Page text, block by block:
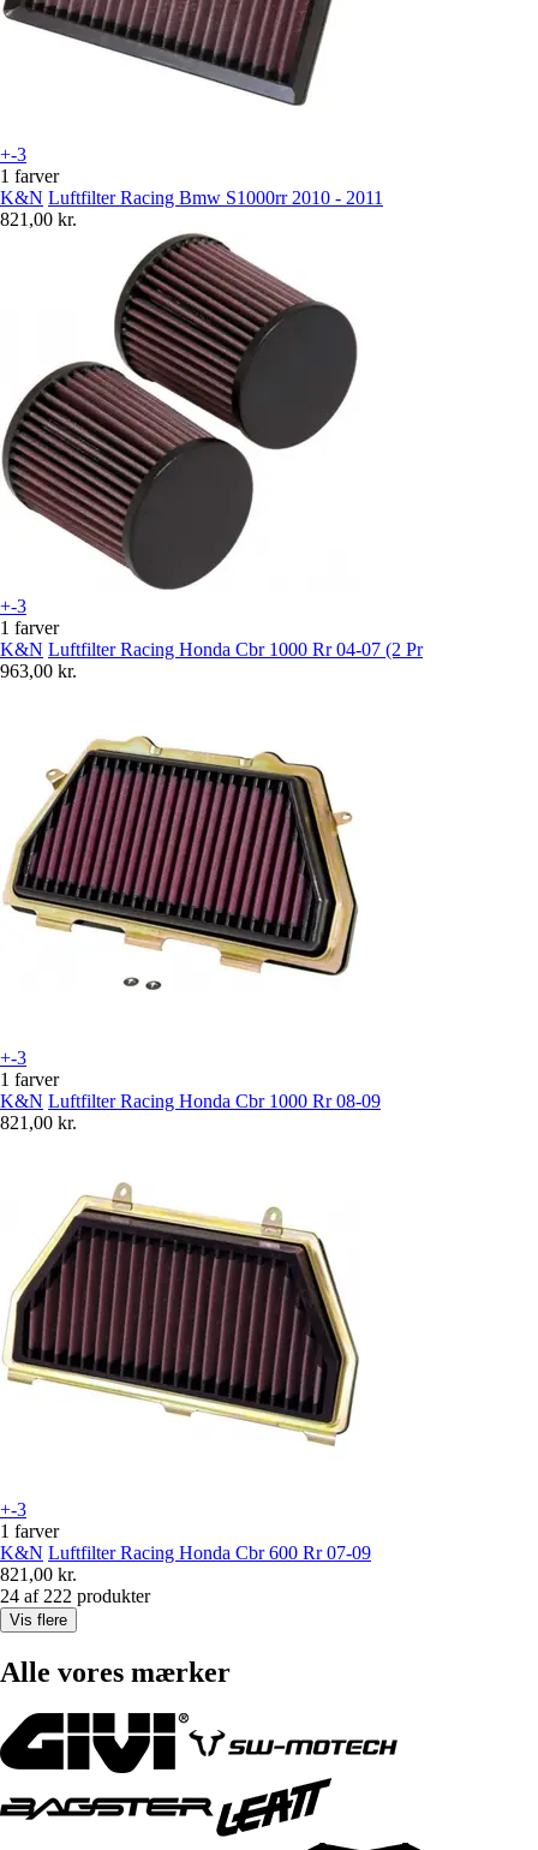
+-3
1 farver
K&N Luftfilter Racing Bmw S1000rr 2010 - 2011
821,00 kr.
+-3
1 farver
K&N Luftfilter Racing Honda Cbr 1000 Rr 04-07 (2 Pr
963,00 kr.
+-3
1 farver
K&N Luftfilter Racing Honda Cbr 1000 Rr 08-09
821,00 kr.
+-3
1 farver
K&N Luftfilter Racing Honda Cbr 600 Rr 07-09
821,00 kr.
24 af 222 produkter
Vis flere
Alle vores mærker